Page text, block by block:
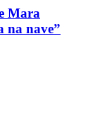
Mara
na nave”